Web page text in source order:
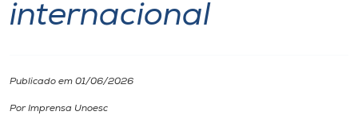
Internacionalização
internacional
Publicado em 01/06/2026
Por Imprensa Unoesc